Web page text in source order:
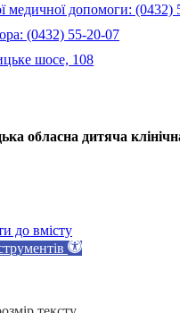
медичної допомоги: (0432)
(0432) 55-20-07
шосе, 108
обласна дитяча
до вмісту